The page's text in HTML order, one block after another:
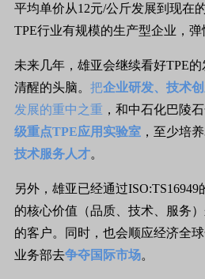
平均单价从12元/公斤发展到现在
TPE行业有规模的生产型企业，弹
未来几年，雄亚会继续看好TPE
清醒的头脑。 把企业研发、技术
发展的重中之重 ，和中石化巴陵
级重点TPE应用实验室 ，至少培
技术服务人才。
另外，雄亚已经通过
的核心价值（品质、技术、服务
的客户。同时，也会顺应经济全
业务部去争夺国际市场。